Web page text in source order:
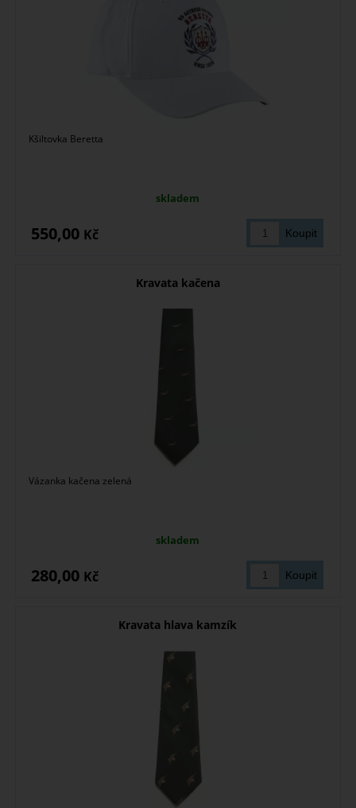
Kšiltovka Beretta
skladem
550,00 Kč
Kravata kačena
Vázanka kačena zelená
skladem
280,00 Kč
Kravata hlava kamzík